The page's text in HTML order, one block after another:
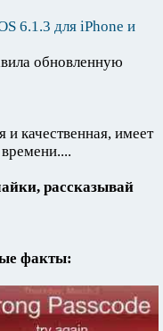
6.1.3 для iPhone и
обновленную
качественная, имеет
рассказывай
факты: